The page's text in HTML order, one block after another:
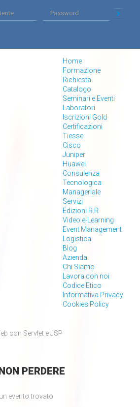
Home
Formazione
Richiesta
Catalogo
Seminari e Eventi
Laboratori
Iscrizioni Gold
Certificazioni
Tiesse
Cisco
Juniper
Huawei
Consulenza
Tecnologica
Manageriale
Servizi
Edizioni R.R
Video e-Learning
Event Management
Logistica
Blog
Azienda
Chi Siamo
Lavora con noi
Codice Etico
Informativa Privacy
Cookies Policy
con Servlet e JSP
PERDERE
evento trovato